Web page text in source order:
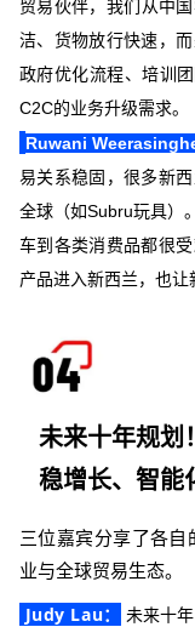
贸易伙伴，我们从中
洁、货物放行快速，
政府优化流程、培训
C2C的业务升级需求。
Ruwani
易关系稳固，很多新
全球（如Subru玩具）
车到各类消费品都很
产品进入新西兰，也让
未来十年规划！
稳增长、智能
三位嘉宾分享了各
业与全球贸易生态。
Judy Lau：
未来十